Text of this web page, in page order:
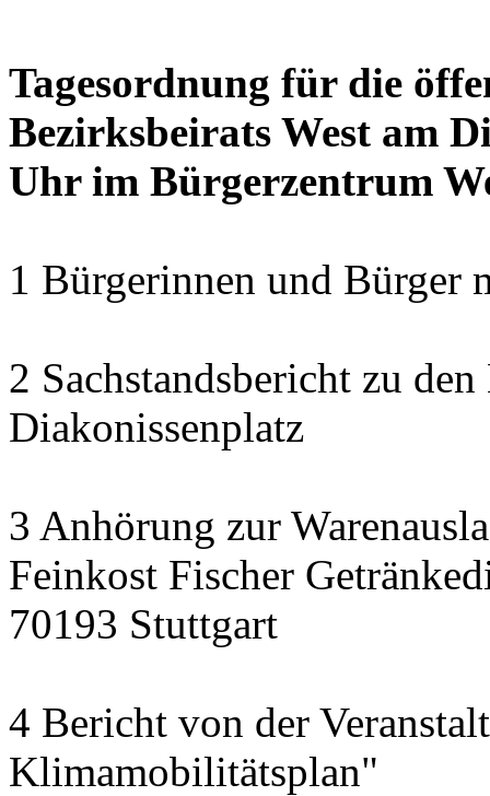
Tagesordnung für die
Bezirksbeirats West am
Uhr im Bürgerzentrum
1 Bürgerinnen und Bürger
2 Sachstandsbericht zu
Diakonissenplatz
3 Anhörung zur
Feinkost Fischer
70193 Stuttgart
4 Bericht von der
Klimamobilitätsplan"